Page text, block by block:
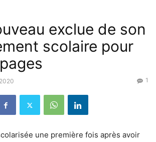
exclue de son
scolaire pour
1
une première fois après avoir